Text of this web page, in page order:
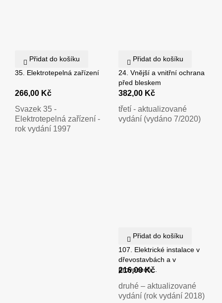
Přidat do košíku
35. Elektrotepelná zařízení
266,00 Kč
Svazek 35 -
Elektrotepelná zařízení -
rok vydání 1997
Přidat do košíku
24. Vnější a vnitřní ochrana
před bleskem
382,00 Kč
třetí - aktualizované
vydání (vydáno 7/2020)
Přidat do košíku
107. Elektrické instalace v
dřevostavbách a v
provozech...
216,00 Kč
druhé – aktualizované
vydání (rok vydání 2018)